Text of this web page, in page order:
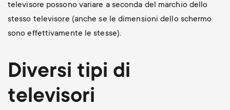
televisore possono variare a seconda del marchio dello
stesso televisore (anche se le dimensioni dello schermo
sono effettivamente le stesse).
Diversi tipi di
televisori